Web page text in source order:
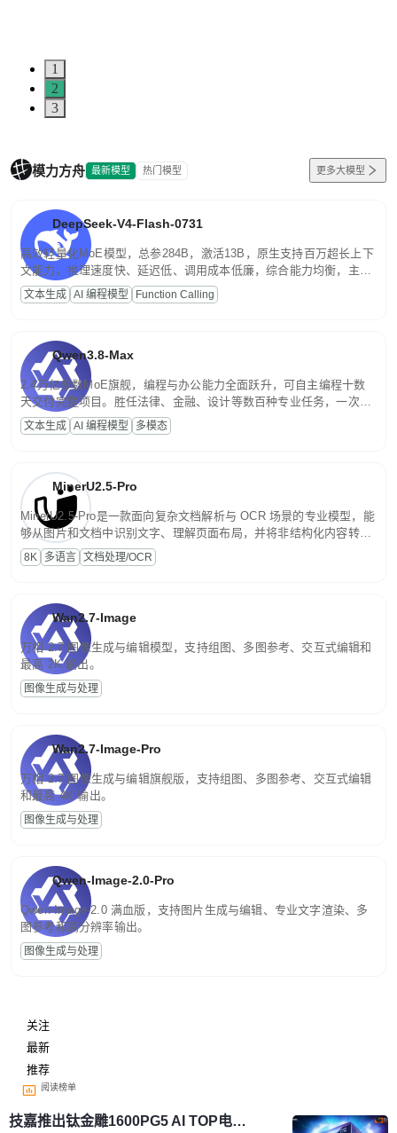
1
2
3
模力方舟 最新模型 热门模型 更多大模型
DeepSeek-V4-Flash-0731
高效轻量化MoE模型，总参284B，激活13B，原生支持百万超长上下
文能力。推理速度快、延迟低、调用成本低廉，综合能力均衡，主打
高并发、轻量化任务，适合日常对话、内容创作、基础 RAG、批量
文案处理等普惠刚需场景。
文本生成 AI 编程模型 Function Calling
Qwen3.8-Max
2.4万亿参数MoE旗舰，编程与办公能力全面跃升，可自主编程十数
天交付完整项目。胜任法律、金融、设计等数百种专业任务，一次对
话端到端交付生产级成果。原生视觉理解贯穿规划、执行与验证全流
程，支持超长文档与长视频的深度语义解析。长程任务中自主规划与
文本生成 AI 编程模型 多模态
MinerU2.5-Pro
MinerU2.5-Pro是一款面向复杂文档解析与 OCR 场景的专业模型，能
够从图片和文档中识别文字、理解页面布局，并将非结构化内容转换
为便于存储、检索和二次处理的结构化结果。
8K 多语言 文档处理/OCR
Wan2.7-Image
万相 2.7 图像生成与编辑模型，支持组图、多图参考、交互式编辑和
最高 2K 输出。
图像生成与处理
Wan2.7-Image-Pro
万相 2.7 图像生成与编辑旗舰版，支持组图、多图参考、交互式编辑
和最高 4K 输出。
图像生成与处理
Qwen-Image-2.0-Pro
Qwen-Image-2.0 满血版，支持图片生成与编辑、专业文字渲染、多
图参考和高分辨率输出。
图像生成与处理
关注
最新
推荐
阅读榜单
技嘉推出钛金雕1600PG5 AI TOP电